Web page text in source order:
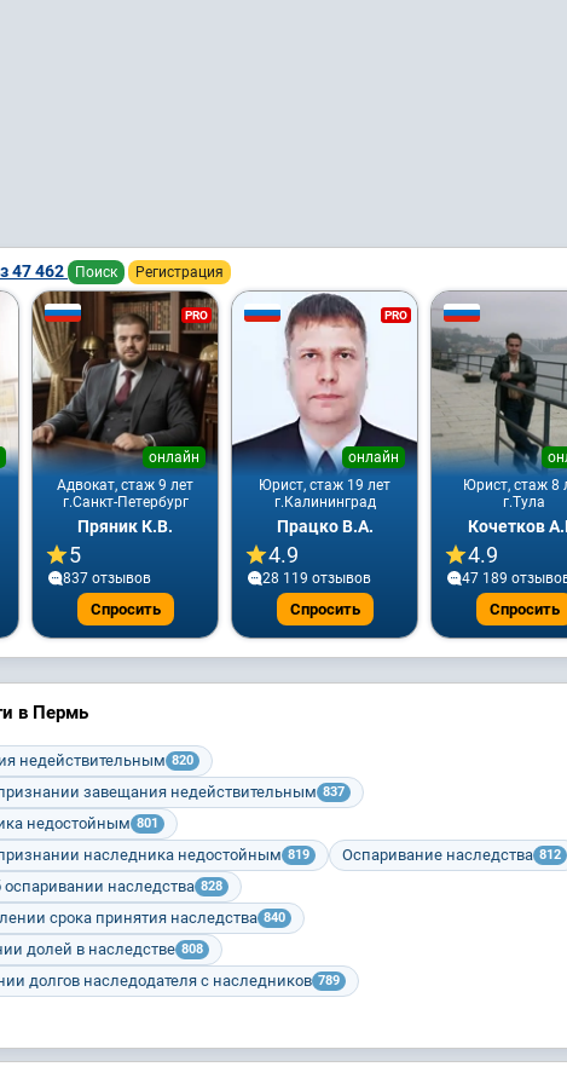
47 462 Поиск Регистрация
PRO
Адвокат, стаж 9 лет
онлайн
г.Санкт-Петербург
Пряник К.В.
5
837 отзывов
Спросить
PRO
Юрист, стаж 19 лет
онлайн
г.Калининград
Працко В.А.
4.9
28 119 отзывов
Спросить
Юрист, стаж 8
г.Тула
Кочетков
4.9
47 189
Спросить
в Пермь
недействительным 820
завещания недействительным 837
недостойным 801
наследника недостойным 819 Оспаривание наследства 812
оспаривании наследства 828
срока принятия наследства 840
долей в наследстве 808
долгов наследодателя с наследников 789